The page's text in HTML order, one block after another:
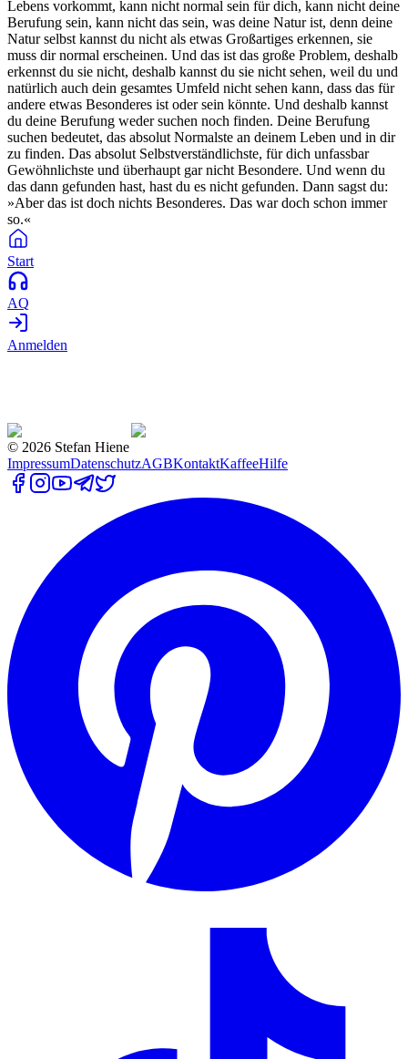
Lebens vorkommt, kann nicht normal sein für dich, kann nicht deine
Berufung sein, kann nicht das sein, was deine Natur ist, denn deine
Natur selbst kannst du nicht als etwas Großartiges erkennen, sie
muss dir normal erscheinen. Und das ist das große Problem, deshalb
erkennst du sie nicht, deshalb kannst du sie nicht sehen, weil du und
natürlich auch dein gesamtes Umfeld nicht sehen kann, dass das für
andere etwas Besonderes ist oder sein könnte. Und deshalb kannst
du deine Berufung weder suchen noch finden. Deine Berufung
suchen bedeutet, das absolut Normalste an deinem Leben und in dir
zu finden. Das absolut Selbstverständlichste, für dich unfassbar
Gewöhnlichste und überhaupt gar nicht Besondere. Und wenn du
das dann gefunden hast, hast du es nicht gefunden. Dann sagst du:
»Aber das ist doch nichts Besonderes. Das war doch schon immer
so.«
Start
AQ
Anmelden
© 2026 Stefan Hiene
ImpressumDatenschutzAGBKontaktKaffeeHilfe